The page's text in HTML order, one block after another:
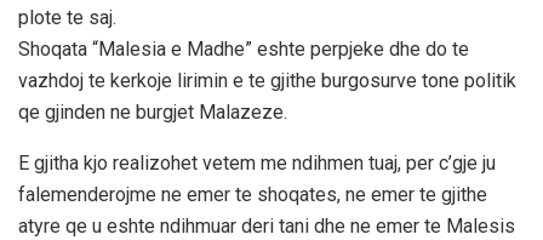
plote te saj.
Shoqata “Malesia e Madhe” eshte perpjeke dhe do te
vazhdoj te kerkoje lirimin e te gjithe burgosurve tone politik
qe gjinden ne burgjet Malazeze.
E gjitha kjo realizohet vetem me ndihmen tuaj, per c’gje ju
falemenderojme ne emer te shoqates, ne emer te gjithe
atyre qe u eshte ndihmuar deri tani dhe ne emer te Malesis